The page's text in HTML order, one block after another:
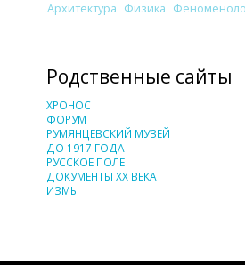
Архитектура Физика
Родственные сайты
ХРОНОС
ФОРУМ
РУМЯНЦЕВСКИЙ МУЗЕЙ
ДО 1917 ГОДА
РУССКОЕ ПОЛЕ
ДОКУМЕНТЫ XX ВЕКА
ИЗМЫ